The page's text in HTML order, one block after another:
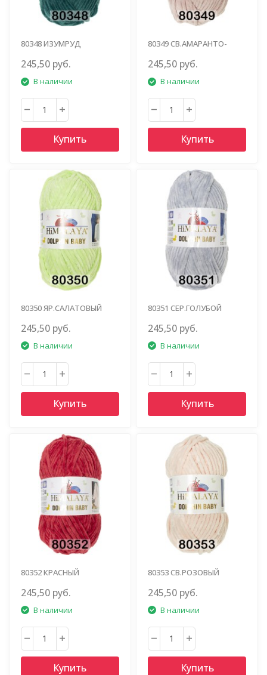
80348 ИЗУМРУД
245,50 руб.
В наличии
Купить
80349 СВ.АМАРАНТО-
245,50 руб.
В наличии
Купить
80350 ЯР.САЛАТОВЫЙ
245,50 руб.
В наличии
Купить
80351 СЕР.ГОЛУБОЙ
245,50 руб.
В наличии
Купить
80352 КРАСНЫЙ
245,50 руб.
В наличии
Купить
80353 СВ.РОЗОВЫЙ
245,50 руб.
В наличии
Купить